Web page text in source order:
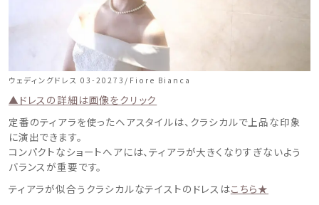
ウェディングドレス 03-20273/Fiore Bianca
▲ドレスの詳細は画像をクリック
定番のティアラを使ったヘアスタイルは、クラシカルで上品な印象
に演出できます。
コンパクトなショートへアには、ティアラが大きくなりすぎないよう
バランスが重要です。
ティアラが似合うクラシカルなテイストのドレスはこちら★